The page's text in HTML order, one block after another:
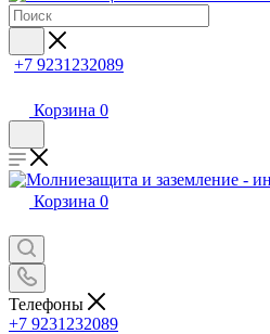
+7 9231232089
Корзина 0
Корзина 0
Телефоны
+7 9231232089